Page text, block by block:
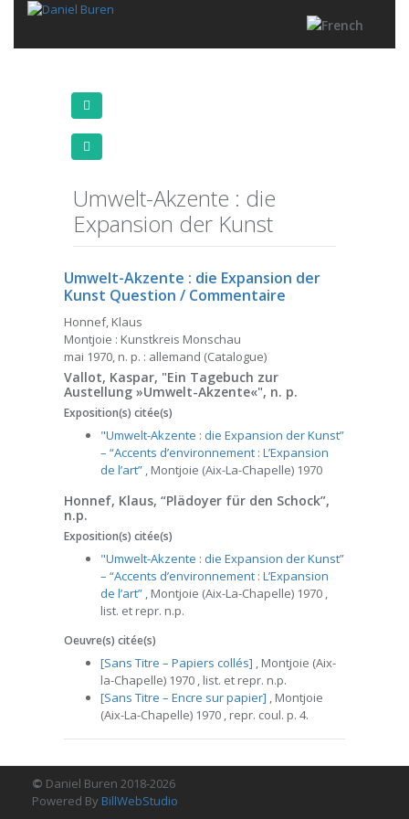
Umwelt-Akzente : die
Expansion der Kunst
Umwelt-Akzente : die Expansion der
Kunst Question / Commentaire
Honnef, Klaus
Montjoie : Kunstkreis Monschau
mai 1970, n. p. : allemand (Catalogue)
Vallot, Kaspar, "Ein Tagebuch zur
Austellung »Umwelt-Akzente«", n. p.
Exposition(s) citée(s)
"Umwelt-Akzente : die Expansion der Kunst”
– “Accents d’environnement : L’Expansion
de l’art” , Montjoie (Aix-La-Chapelle) 1970
Honnef, Klaus, “Plädoyer für den Schock”,
n.p.
Exposition(s) citée(s)
"Umwelt-Akzente : die Expansion der Kunst”
– “Accents d’environnement : L’Expansion
de l’art” , Montjoie (Aix-La-Chapelle) 1970 ,
list. et repr. n.p.
Oeuvre(s) citée(s)
[Sans Titre – Papiers collés] , Montjoie (Aix-
la-Chapelle) 1970 , list. et repr. n.p.
[Sans Titre – Encre sur papier] , Montjoie
(Aix-La-Chapelle) 1970 , repr. coul. p. 4.
© Daniel Buren 2018-2026
Powered By BillWebStudio